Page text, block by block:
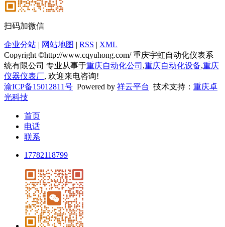
扫码加微信
企业分站 网站地图 RSS
XML
Copyright ©http://www.cqyuhong.com/ 重庆宇虹自动化仪表系
统有限公司 专业从事于重庆自动化公司 ,重庆自动化设备,重庆
仪器仪表厂 , 欢迎来电咨询!
渝ICP备15012811号 Powered by 祥云平台 技术支持： 重庆卓
光科技
首页
电话
联系
17782118799